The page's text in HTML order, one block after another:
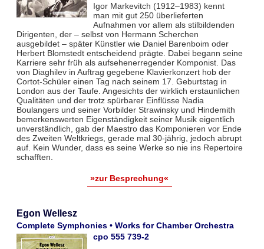
Igor Markevitch (1912–1983) kennt
man mit gut 250 überlieferten
Aufnahmen vor allem als stilbildenden
Dirigenten, der – selbst von Hermann Scherchen
ausgebildet – später Künstler wie Daniel Barenboim oder
Herbert Blomstedt entscheidend prägte. Dabei begann seine
Karriere sehr früh als aufsehenerregender Komponist. Das
von Diaghilev in Auftrag gegebene Klavierkonzert hob der
Cortot-Schüler einen Tag nach seinem 17. Geburtstag in
London aus der Taufe. Angesichts der wirklich erstaunlichen
Qualitäten und der trotz spürbarer Einflüsse Nadia
Boulangers und seiner Vorbilder Strawinsky und Hindemith
bemerkenswerten Eigenständigkeit seiner Musik eigentlich
unverständlich, gab der Maestro das Komponieren vor Ende
des Zweiten Weltkriegs, gerade mal 30-jährig, jedoch abrupt
auf. Kein Wunder, dass es seine Werke so nie ins Repertoire
schafften.
»zur Besprechung«
Egon Wellesz
Complete Symphonies • Works for Chamber Orchestra
cpo 555 739-2